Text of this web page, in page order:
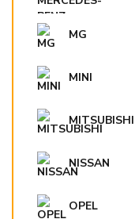
MG
MINI
MITSUBISHI
NISSAN
OPEL